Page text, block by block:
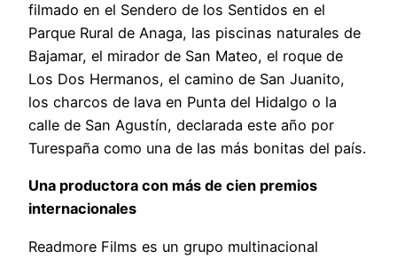
filmado en el Sendero de los Sentidos en el
Parque Rural de Anaga, las piscinas naturales de
Bajamar, el mirador de San Mateo, el roque de
Los Dos Hermanos, el camino de San Juanito,
los charcos de lava en Punta del Hidalgo o la
calle de San Agustín, declarada este año por
Turespaña como una de las más bonitas del país.
Una productora con más de cien premios
internacionales
Readmore Films es un grupo multinacional